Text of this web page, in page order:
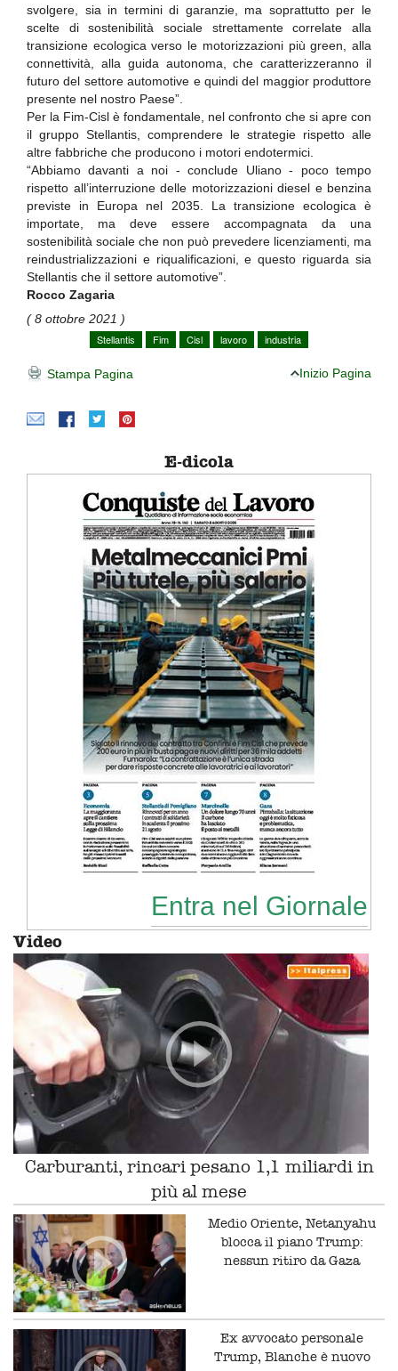
svolgere, sia in termini di garanzie, ma soprattutto per le
scelte di sostenibilità sociale strettamente correlate alla
transizione ecologica verso le motorizzazioni più green, alla
connettività, alla guida autonoma, che caratterizzeranno il
futuro del settore automotive e quindi del maggior produttore
presente nel nostro Paese”.
Per la Fim-Cisl è fondamentale, nel confronto che si apre con
il gruppo Stellantis, comprendere le strategie rispetto alle
altre fabbriche che producono i motori endotermici.
“Abbiamo davanti a noi - conclude Uliano - poco tempo
rispetto all’interruzione delle motorizzazioni diesel e benzina
previste in Europa nel 2035. La transizione ecologica è
importate, ma deve essere accompagnata da una
sostenibilità sociale che non può prevedere licenziamenti, ma
reindustrializzazioni e riqualificazioni, e questo riguarda sia
Stellantis che il settore automotive”.
Rocco Zagaria
( 8 ottobre 2021 )
Stellantis
Fim Cisl lavoro industria
Stampa Pagina Inizio Pagina
E-dicola
Entra nel Giornale
Video
Carburanti, rincari pesano 1,1 miliardi in
più al mese
Medio Oriente, Netanyahu
blocca il piano Trump:
nessun ritiro da Gaza
Ex avvocato personale
Trump, Blanche è nuovo